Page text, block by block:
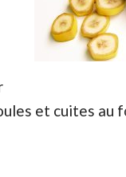
et cuites au